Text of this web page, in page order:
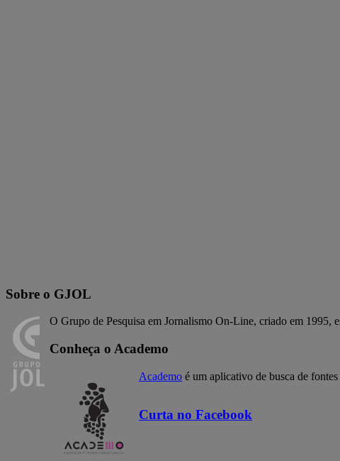
Sobre o GJOL
O Grupo de Pesquisa em Jornalismo On-Line, criado em 1995,
Conheça o Academo
Academo é um aplicativo de busca de
Curta no Facebook